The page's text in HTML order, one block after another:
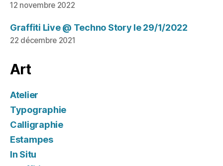
12 novembre 2022
Graffiti Live @ Techno Story le 29/1/2022
22 décembre 2021
Art
Atelier
Typographie
Calligraphie
Estampes
In Situ